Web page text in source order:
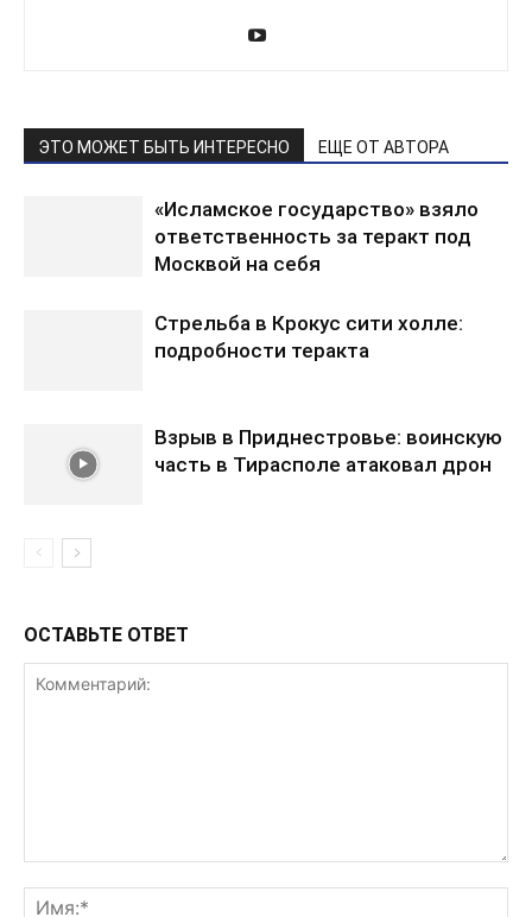
ЭТО МОЖЕТ БЫТЬ ИНТЕРЕСНО ЕЩЕ ОТ АВТОРА
«Исламское государство» взяло
ответственность за теракт под
Москвой на себя
Стрельба в Крокус сити холле:
подробности теракта
Взрыв в Приднестровье: воинскую
часть в Тирасполе атаковал дрон
ОСТАВЬТЕ ОТВЕТ